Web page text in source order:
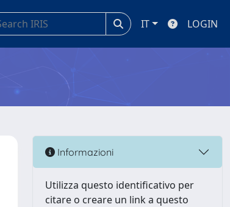
IT LOGIN
Informazioni
Utilizza questo identificativo per
citare o creare un link a questo